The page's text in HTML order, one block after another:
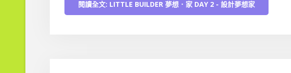
閱讀全文: LITTLE BUILDER 夢想．家 DAY 2 - 設計夢想家